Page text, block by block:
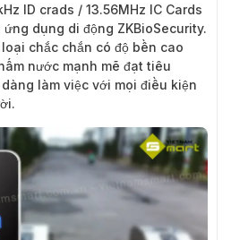
ID crads / 13.56MHz IC Cards
ứng dụng di động ZKBioSecurity.
chắc chắn có độ bền cao
nước mạnh mẽ đạt tiêu
làm việc với mọi điều kiện